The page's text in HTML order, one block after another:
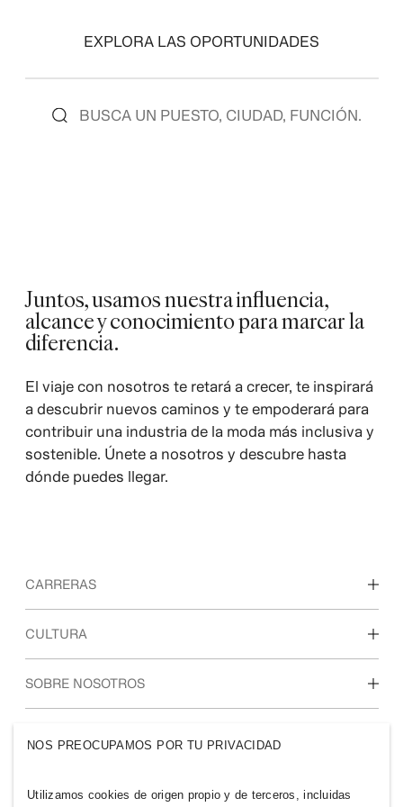
EXPLORA LAS OPORTUNIDADES
Juntos, usamos nuestra influencia,
alcance y conocimiento para marcar la
diferencia.
El viaje con nosotros te retará a crecer, te inspirará
a descubrir nuevos caminos y te empoderará para
contribuir una industria de la moda más inclusiva y
sostenible. Únete a nosotros y descubre hasta
dónde puedes llegar.
CARRERAS
Descubre nuestras áreas de trabajo
CULTURA
Nuestra cultura y beneficios
SOBRE NOSOTROS
Sostenibilidad
NOS PREOCUPAMOS POR TU PRIVACIDAD
Utilizamos cookies de origen propio y de terceros, incluidas